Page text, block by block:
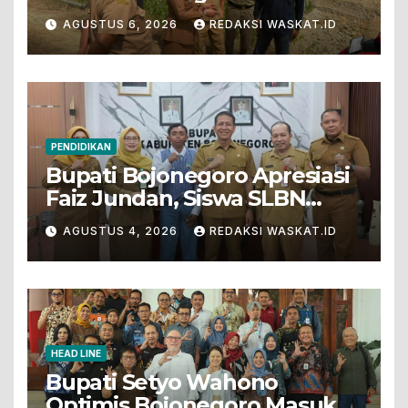
Penjualan Tanah Dari Lahan
Pertanian
AGUSTUS 6, 2026 REDAKSI WASKAT.ID
PENDIDIKAN
Bupati Bojonegoro Apresiasi
Faiz Jundan, Siswa SLBN
Gunungsari Baureno Masuk
LKS Diksus Tingkat Nasional
AGUSTUS 4, 2026 REDAKSI WASKAT.ID
HEAD LINE
Bupati Setyo Wahono